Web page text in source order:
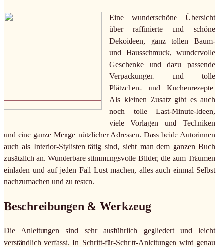
Eine wunderschöne Übersicht
über raffinierte und schöne
Dekoideen, ganz tollen Baum-
und Hausschmuck, wundervolle
Geschenke und dazu passende
Verpackungen und tolle
Plätzchen- und Kuchenrezepte.
Als kleinen Zusatz gibt es auch
noch tolle Last-Minute-Ideen,
viele Vorlagen und Techniken
und eine ganze Menge nützlicher Adressen. Dass beide Autorinnen
auch als Interior-Stylisten tätig sind, sieht man dem ganzen Buch
zusätzlich an. Wunderbare stimmungsvolle Bilder, die zum Träumen
einladen und auf jeden Fall Lust machen, alles auch einmal Selbst
nachzumachen und zu testen.
Beschreibungen & Werkzeug
Die Anleitungen sind sehr ausführlich gegliedert und leicht
verständlich verfasst. In Schritt-für-Schritt-Anleitungen wird genau